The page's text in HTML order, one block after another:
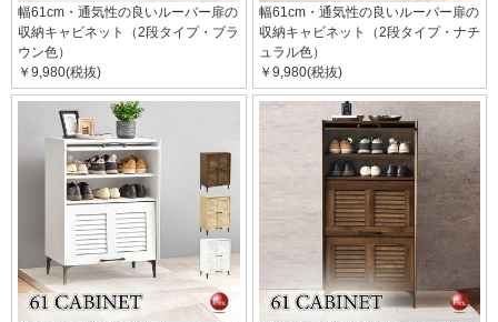
幅61cm・通気性の良いルーバー扉の
収納キャビネット（2段タイプ・ブラ
ウン色）
￥9,980(税抜)
幅61cm・通気性の良いルーバー扉の
収納キャビネット（2段タイプ・ナチ
ュラル色）
￥9,980(税抜)